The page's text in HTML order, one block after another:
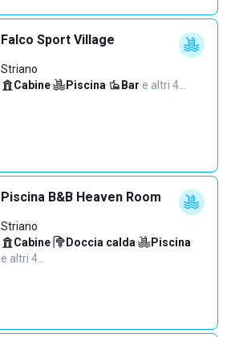
Falco Sport Village
Striano
Cabine· Piscina· Bar·e altri 4…
Piscina B&B Heaven Room
Striano
Cabine· Doccia calda· Piscina·
e altri 4…